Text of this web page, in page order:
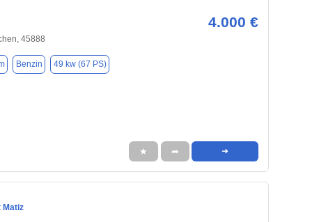
4.000 €
45888
Benzin 49 kw (67 PS)
★ ➦ ➜
Matiz